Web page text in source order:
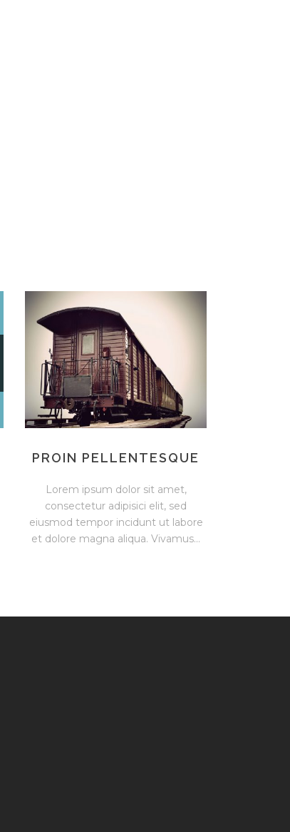
PROIN PELLENTESQUE
Lorem ipsum dolor sit amet,
consectetur adipisici elit, sed
eiusmod tempor incidunt ut labore
et dolore magna aliqua. Vivamus...